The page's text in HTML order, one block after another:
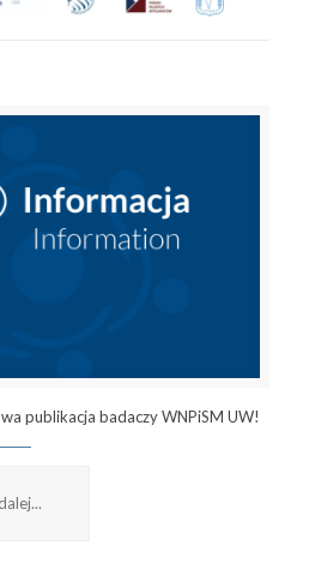
publikacja badaczy WNPiSM UW!